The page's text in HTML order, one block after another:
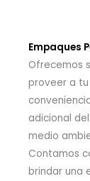
Empaques
Ofrecemos
proveer a
adicional
medio
Contamos
brindar una